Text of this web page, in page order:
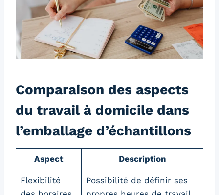
Comparaison des aspects
du travail à domicile dans
l’emballage d’échantillons
Aspect Description
Flexibilité
Possibilité de définir ses